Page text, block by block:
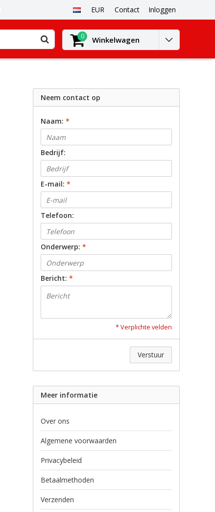
EUR Contact Inloggen
0 Winkelwagen
Neem contact op
Naam: *
Bedrijf:
E-mail: *
Telefoon:
Onderwerp: *
Bericht: *
* Verplichte velden
Verstuur
Meer informatie
Over ons
Algemene voorwaarden
Privacybeleid
Betaalmethoden
Verzenden